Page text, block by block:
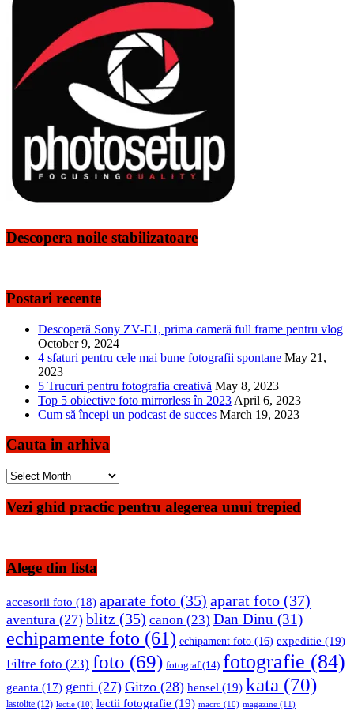
Descopera noile stabilizatoare
Postari recente
Descoperă Sony ZV-E1, prima cameră full frame pentru vlog
October 9, 2024
4 sfaturi pentru cele mai bune fotografii spontane May 21,
2023
5 Trucuri pentru fotografia creativă May 8, 2023
Top 5 obiective foto mirrorless în 2023 April 6, 2023
Cum să începi un podcast de succes March 19, 2023
Cauta in arhiva
Cauta
arhiva
Vezi ghid practic pentru alegerea unui trepied
Alege din lista
accesorii foto (18) aparate foto (35) aparat foto (37)
aventura (27) blitz (35) canon (23) Dan Dinu (31)
echipamente foto (61) echipament foto (16) expeditie (19)
Filtre foto (23) foto (69) fotograf(14) fotografie (84)
geanta (17) genti (27) Gitzo (28) hensel (19) kata (70)
lastolite (12) lectie (10) lectii fotografie (19) macro (10) magazine (11)